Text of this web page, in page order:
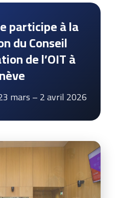
participe à la
du Conseil
de l’OIT à
mars – 2 avril 2026